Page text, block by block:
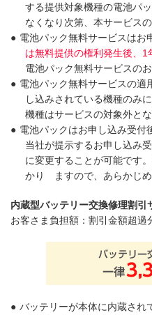
する提供対象機種の電池パ
なくなり次第、本サービス
● 電池パック無料サービスはお
は無料提供の権利発生後、1
電池パック無料サービスの
● 電池パック無料サービスの適
し込みされている機種のみ
機種はサービスの対象外とな
● 電池パックはお申し込み受付
当社が提示するお申し込み
に変更することが可能です
かり ますので、あらかじめ
内蔵型バッテリー交換修理割引
お客さま負担額：割引金額超過
● バッテリーが本体に内蔵され